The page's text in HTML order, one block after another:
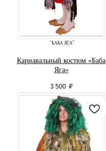
Карнавальный костюм «Баба
Яга»
3 500 ₽